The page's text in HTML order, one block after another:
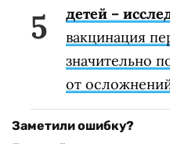
детей –
вакцинация
значительно
от
Заметили ошибку?